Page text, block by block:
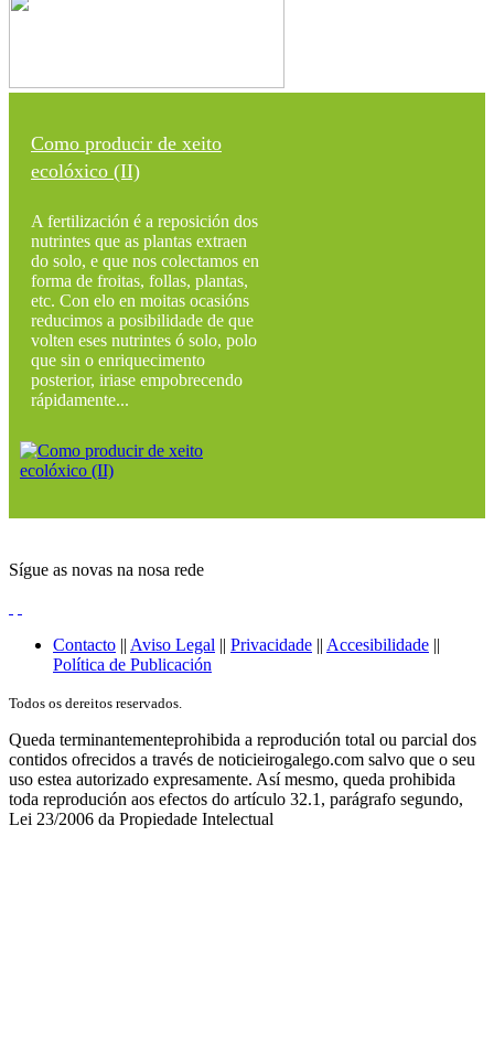
Como producir de xeito
ecolóxico (II)
A fertilización é a reposición dos
nutrintes que as plantas extraen
do solo, e que nos colectamos en
forma de froitas, follas, plantas,
etc. Con elo en moitas ocasións
reducimos a posibilidade de que
volten eses nutrintes ó solo, polo
que sin o enriquecimento
posterior, iriase empobrecendo
rápidamente...
Sígue as novas na nosa rede
Contacto || Aviso Legal || Privacidade || Accesibilidade ||
Política de Publicación
Todos os dereitos reservados.
Queda terminantementeprohibida a reprodución total ou parcial dos
contidos ofrecidos a través de noticieirogalego.com salvo que o seu
uso estea autorizado expresamente. Así mesmo, queda prohibida
toda reprodución aos efectos do artículo 32.1, parágrafo segundo,
Lei 23/2006 da Propiedade Intelectual